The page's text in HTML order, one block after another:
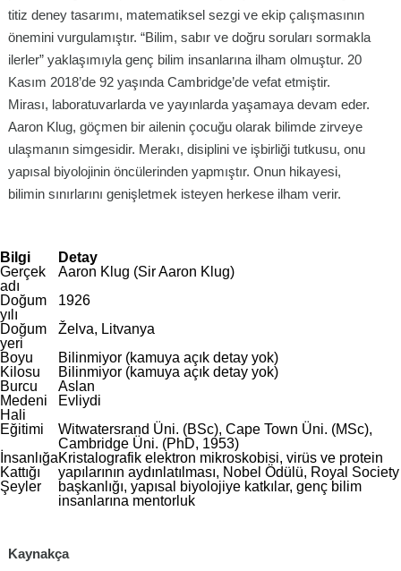
titiz deney tasarımı, matematiksel sezgi ve ekip çalışmasının
önemini vurgulamıştır. “Bilim, sabır ve doğru soruları sormakla
ilerler” yaklaşımıyla genç bilim insanlarına ilham olmuştur. 20
Kasım 2018’de 92 yaşında Cambridge’de vefat etmiştir.
Mirası, laboratuvarlarda ve yayınlarda yaşamaya devam eder.
Aaron Klug, göçmen bir ailenin çocuğu olarak bilimde zirveye
ulaşmanın simgesidir. Merakı, disiplini ve işbirliği tutkusu, onu
yapısal biyolojinin öncülerinden yapmıştır. Onun hikayesi,
bilimin sınırlarını genişletmek isteyen herkese ilham verir.
Bilgi
Detay
Gerçek
adı
Aaron Klug (Sir Aaron Klug)
Doğum
yılı
1926
Doğum
yeri
Želva, Litvanya
Boyu
Bilinmiyor (kamuya açık detay yok)
Kilosu
Bilinmiyor (kamuya açık detay yok)
Burcu
Aslan
Medeni
Hali
Evliydi
Eğitimi
Witwatersrand Üni. (BSc), Cape Town Üni. (MSc),
Cambridge Üni. (PhD, 1953)
İnsanlığa
Kattığı
Şeyler
Kristalografik elektron mikroskobisi, virüs ve protein
yapılarının aydınlatılması, Nobel Ödülü, Royal Society
başkanlığı, yapısal biyolojiye katkılar, genç bilim
insanlarına mentorluk
Kaynakça